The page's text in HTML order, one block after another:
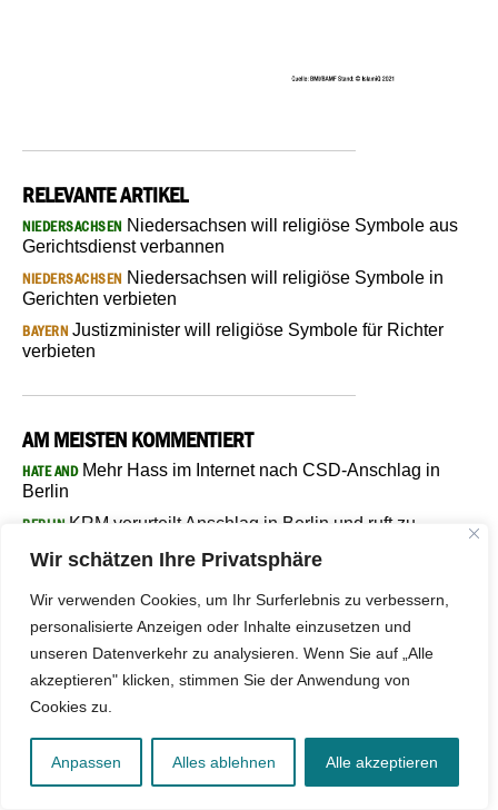
Wir schätzen Ihre Privatsphäre
Wir verwenden Cookies, um Ihr Surferlebnis zu verbessern,
personalisierte Anzeigen oder Inhalte einzusetzen und
unseren Datenverkehr zu analysieren. Wenn Sie auf „Alle
akzeptieren" klicken, stimmen Sie der Anwendung von
Cookies zu.
Anpassen Alles ablehnen Alle akzeptieren
RELEVANTE ARTIKEL
NIEDERSACHSEN Niedersachsen will religiöse Symbole aus
Gerichtsdienst verbannen
NIEDERSACHSEN Niedersachsen will religiöse Symbole in
Gerichten verbieten
BAYERN Justizminister will religiöse Symbole für Richter
verbieten
AM MEISTEN KOMMENTIERT
HATE ANDMehr Hass im Internet nach CSD-Anschlag in
Berlin
BERLINKRM verurteilt Anschlag in Berlin und ruft zu
14-Jähriger nach Anschlagsplänen gegen Muslime
festgenommen
PENZBERGHinweisschild zu Freitagsgebet wieder
beschmiert
DEBATTE
KÜNSTLICHE INTELLIGENZWarum KI keine Fatwas erteilen
kann